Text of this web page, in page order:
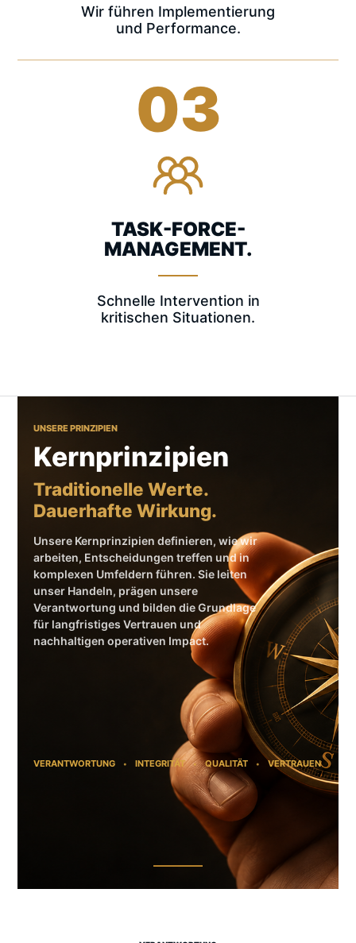
Wir führen Implementierung
und Performance.
03
TASK-FORCE-
MANAGEMENT.
Schnelle Intervention in
kritischen Situationen.
UNSERE PRINZIPIEN
Kernprinzipien
Traditionelle Werte.
Dauerhafte Wirkung.
Unsere Kernprinzipien definieren, wie wir
arbeiten, Entscheidungen treffen und in
komplexen Umfeldern führen. Sie leiten
unser Handeln, prägen unsere
Verantwortung und bilden die Grundlage
für langfristiges Vertrauen und
nachhaltigen operativen Impact.
VERANTWORTUNG INTEGRITÄT QUALITÄT VERTRAUEN